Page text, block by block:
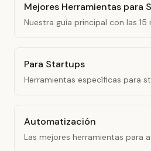
Mejores Herramientas para
Nuestra guía principal con las
Para Startups
Herramientas específicas para
Automatización
Las mejores herramientas para